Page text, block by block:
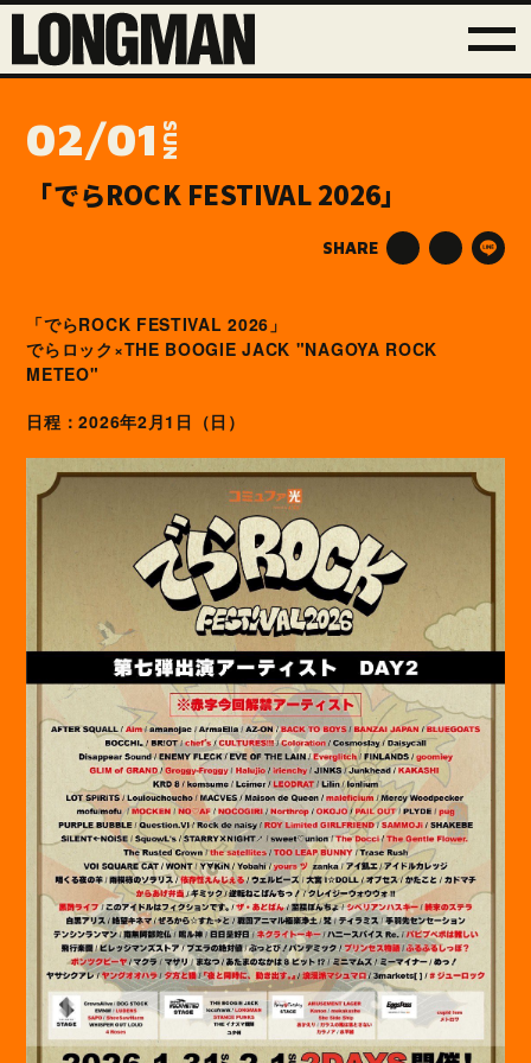
02/01 SUN
「でらROCK FESTIVAL 2026」
SHARE
「でらROCK FESTIVAL 2026」
でらロック×THE BOOGIE JACK "NAGOYA ROCK
METEO"
日程：2026年2月1日（日）